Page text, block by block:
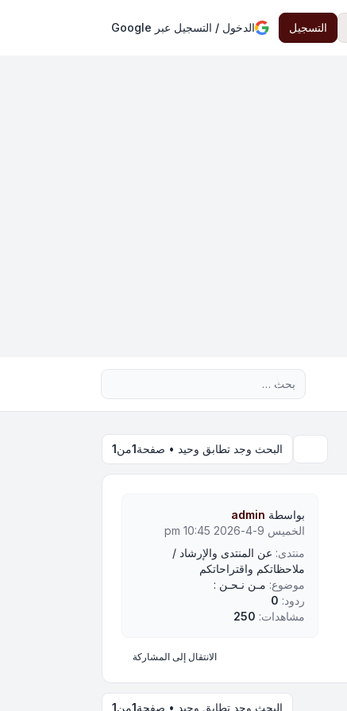
التسجيل الدخول / التسجيل عبر Google
البحث وجد تطابق وحيد • صفحة1من1
بواسطة admin
الخميس 9-4-2026 10:45 pm
منتدى: عن المنتدى والإرشاد /
ملاحظاتكم واقتراحاتكم
موضوع: مـن نـحـن :
ردود: 0
مشاهدات: 250
الانتقال إلى المشاركة
البحث وجد تطابق وحيد • صفحة1من1